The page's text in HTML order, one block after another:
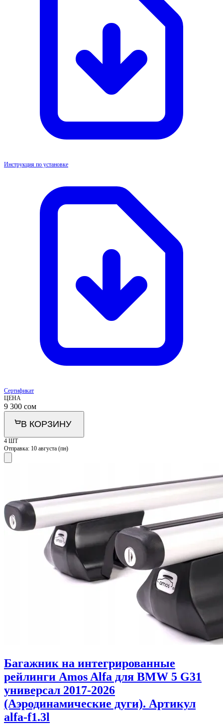
Инструкция по установке
Сертификат
ЦЕНА
9 300 сом
В КОРЗИНУ
4 ШТ
Отправка: 10 августа (пн)
Багажник на интегрированные
рейлинги Amos Alfa для BMW 5 G31
универсал 2017-2026
(Аэродинамические дуги). Артикул
alfa-f1.3l